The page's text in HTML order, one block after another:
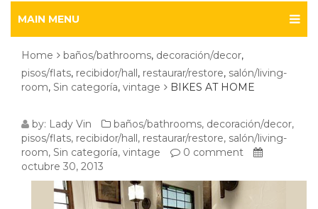
MAIN MENU
Home baños/bathrooms, decoración/decor,
pisos/flats, recibidor/hall, restaurar/restore, salón/living-
room, Sin categoría, vintage BIKES AT HOME
BIKES
AT
HOME
by: Lady Vin baños/bathrooms, decoración/decor,
pisos/flats, recibidor/hall, restaurar/restore, salón/living-
room, Sin categoría, vintage
0 comment
octubre 30, 2013